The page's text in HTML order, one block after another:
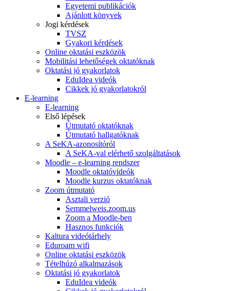
Egyetemi publikációk
Ajánlott könyvek
Jogi kérdések
TVSZ
Gyakori kérdések
Online oktatási eszközök
Mobilitási lehetőségek oktatóknak
Oktatási jó gyakorlatok
EduIdea videók
Cikkek jó gyakorlatokról
E-learning
E-learning
Első lépések
Útmutató oktatóknak
Útmutató hallgatóknak
A SeKA-azonosítóról
A SeKA-val elérhető szolgáltatások
Moodle – e-learning rendszer
Moodle oktatóvideók
Moodle kurzus oktatóknak
Zoom útmutató
Asztali verzió
Semmelweis.zoom.us
Zoom a Moodle-ben
Hasznos funkciók
Kaltura videótárhely
Eduroam wifi
Online oktatási eszközök
Tételhúzó alkalmazások
Oktatási jó gyakorlatok
EduIdea videók